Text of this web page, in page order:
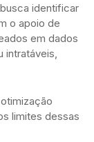
identificar
o apoio de
em dados
limites dessas